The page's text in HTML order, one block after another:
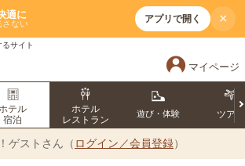
適に
さない アプリで開く ×
サイト
マイページ
テル
宿泊
ホテル
レストラン
遊び・体験 ツアー
ゲストさん（ ログイン／会員登録）